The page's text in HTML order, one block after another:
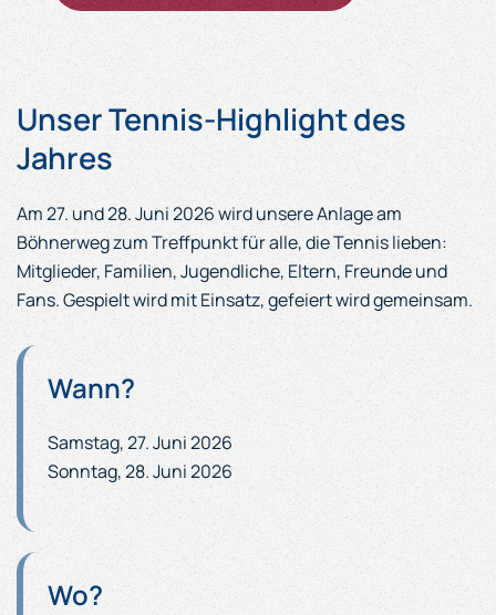
Unser Tennis-Highlight des
Jahres
Am 27. und 28. Juni 2026 wird unsere Anlage am
Böhnerweg zum Treffpunkt für alle, die Tennis lieben:
Mitglieder, Familien, Jugendliche, Eltern, Freunde und
Fans. Gespielt wird mit Einsatz, gefeiert wird gemeinsam.
Wann?
Samstag, 27. Juni 2026
Sonntag, 28. Juni 2026
Wo?